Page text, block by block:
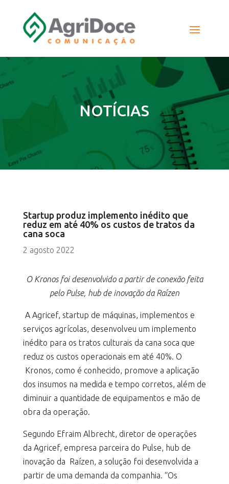
NOTÍCIAS
Startup produz implemento inédito que
reduz em até 40% os custos de tratos da
cana soca
2 agosto 2022
O Kronos foi desenvolvido a partir de conexão feita
pelo Pulse, hub de inovação da Raízen
A Agricef, startup de máquinas, implementos e
serviços agrícolas, desenvolveu um implemento
inédito para os tratos culturais da cana soca que
reduz os custos operacionais em até 40%. O
Kronos, como é conhecido, promove a aplicação
dos insumos na medida e tempo corretos, além de
diminuir a quantidade de equipamentos e mão de
obra da operação.
Segundo Efraim Albrecht, diretor de operações
da Agricef, empresa parceira do Pulse, hub de
inovação da Raízen, a solução foi desenvolvida a
partir de uma demanda da companhia. “Os